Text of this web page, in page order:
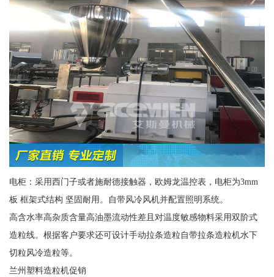
电柜：采用西门子或者施耐德接触器，欧姆龙温控表，电柜为3mm
板 框架式结构 坚固耐用。自带风冷风机并配置照明系统。
高含水率高杂质含量高油墨流动性差且对温度敏感物料采用双阶式
造粒线。根据客户要求还可设计手动拉条造粒自带拉条造粒机水下
切粒风冷造粒等。
兰州塑料造粒机促销